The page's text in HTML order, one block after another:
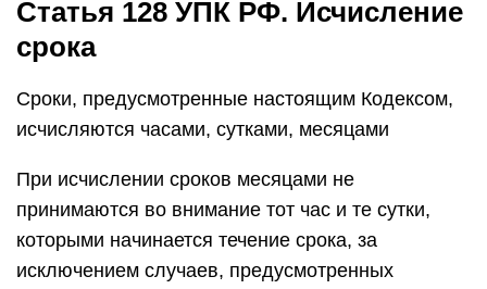
Статья 128 УПК РФ. Исчисление
срока
Сроки, предусмотренные настоящим Кодексом,
исчисляются часами, сутками, месяцами
При исчислении сроков месяцами не
принимаются во внимание тот час и те сутки,
которыми начинается течение срока, за
исключением случаев, предусмотренных